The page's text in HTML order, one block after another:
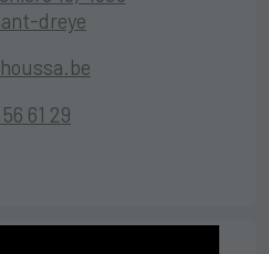
dreye
56 61 29